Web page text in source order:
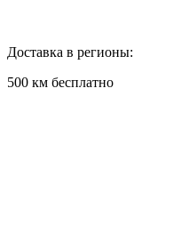
Доставка в регионы:
500 км бесплатно